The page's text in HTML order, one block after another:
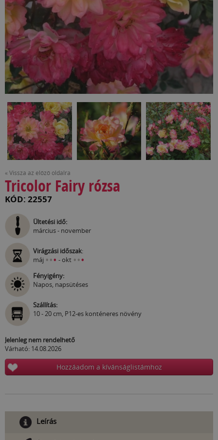
« Vissza az előző oldalra
Tricolor Fairy rózsa
KÓD: 22557
Ültetési idő:
március - november
Virágzási időszak:
máj ••• - okt •••
Fényigény:
Napos, napsütéses
Szállítás:
10 - 20 cm, P12-es konténeres növény
Jelenleg nem rendelhető
Várható: 14.08.2026
Hozzáadom a kívánságlistámhoz
Leírás